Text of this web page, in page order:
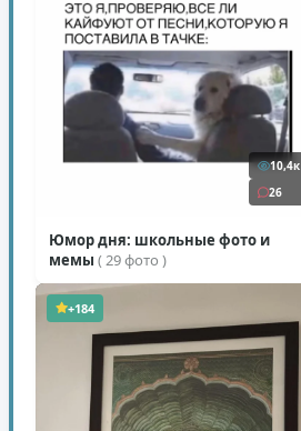
10,4к
26
Юмор дня: школьные фото и
мемы ( 29 фото )
+184